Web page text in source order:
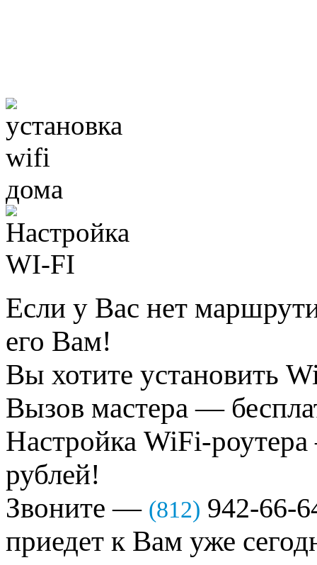
Если у Вас нет
его Вам!
Вы хотите установить
Вызов мастера —
Настройка WiFi-
рублей!
Звоните — (812) 942-66-
приедет к Вам уже